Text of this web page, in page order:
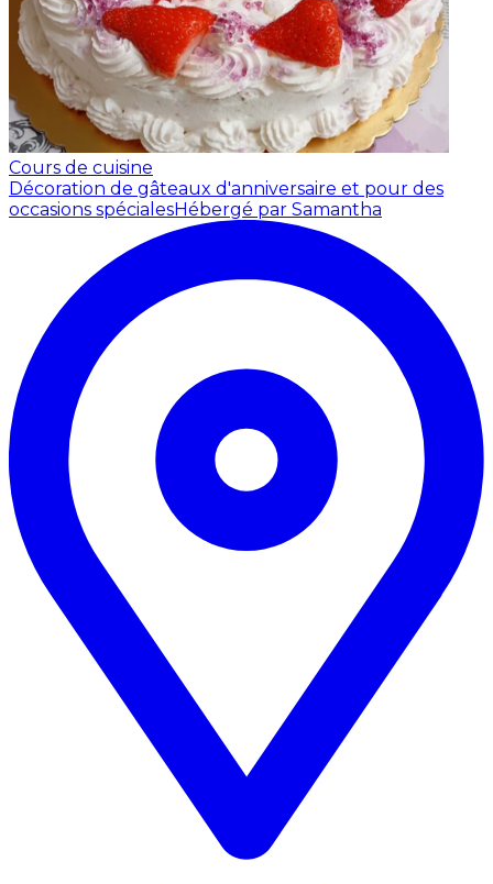
Cours de cuisine
Décoration de gâteaux d'anniversaire et pour des
occasions spécialesHébergé par Samantha